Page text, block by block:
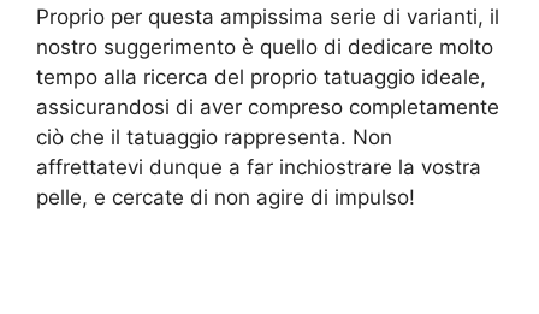
Proprio per questa ampissima serie di varianti, il
nostro suggerimento è quello di dedicare molto
tempo alla ricerca del proprio tatuaggio ideale,
assicurandosi di aver compreso completamente
ciò che il tatuaggio rappresenta. Non
affrettatevi dunque a far inchiostrare la vostra
pelle, e cercate di non agire di impulso!